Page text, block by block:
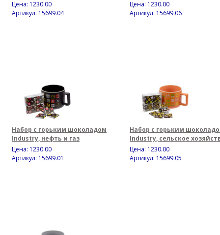
Цена: 1230.00
Артикул: 15699.04
Цена: 1230.00
Артикул: 15699.06
Набор с горьким шоколадом
Industry, нефть и газ
Цена: 1230.00
Артикул: 15699.01
Набор с горьким
Industry, сельское
Цена: 1230.00
Артикул: 15699.05